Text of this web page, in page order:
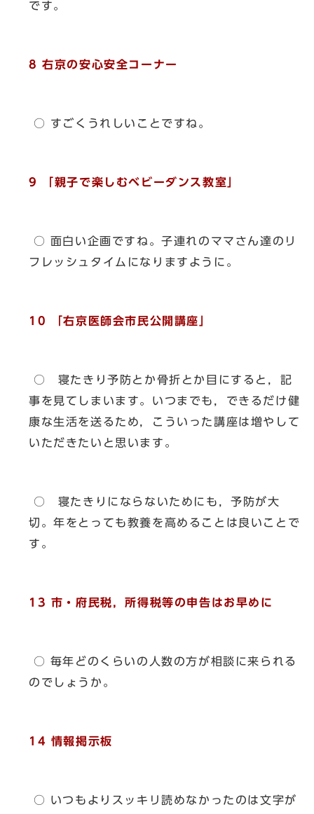
です。
8 右京の安心安全コーナー
○ すごくうれしいことですね。
9 「親子で楽しむベビーダンス教室」
○ 面白い企画ですね。子連れのママさん達のリ
フレッシュタイムになりますように。
10 「右京医師会市民公開講座」
○ 寝たきり予防とか骨折とか目にすると，記
事を見てしまいます。いつまでも，できるだけ健
康な生活を送るため，こういった講座は増やして
いただきたいと思います。
○ 寝たきりにならないためにも，予防が大
切。年をとっても教養を高めることは良いことで
す。
13 市・府民税，所得税等の申告はお早めに
○ 毎年どのくらいの人数の方が相談に来られる
のでしょうか。
14 情報掲示板
○ いつもよりスッキリ読めなかったのは文字が